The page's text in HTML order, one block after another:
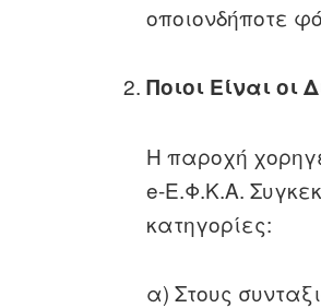
οποιονδήποτε
Ποιοι Είναι οι
Η παροχή
e-Ε.Φ.Κ.Α.
κατηγορίες:
α) Στους